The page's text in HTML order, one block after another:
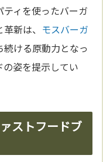
ティを使ったバーガ
新は、 モスバーガ
ける原動力となっ
姿を提示してい
ストフードブ